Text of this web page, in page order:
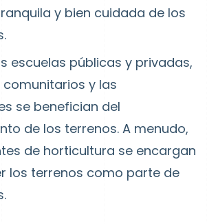
y bien cuidada de los
escuelas públicas y privadas,
y las
se benefician del
de los terrenos. A menudo,
de horticultura se encargan
los terrenos como parte de